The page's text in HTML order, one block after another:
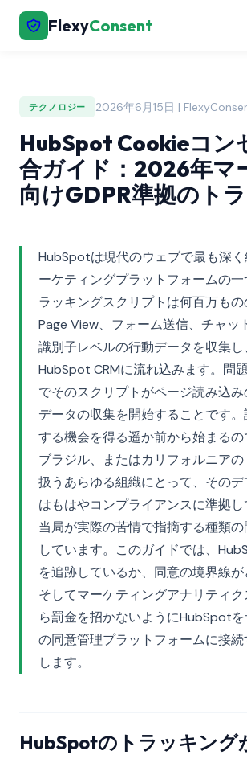
FlexyConsent
テクノロジー 2026年6月15日 |
HubSpot Cookieコン
合ガイド：2026年マ
向けGDPR準拠のト
HubSpotは現代のウェブで最も深
ーケティングプラットフォームの一
ラッキングスクリプトは何百万もの
Page View、フォーム送信、チャッ
識別子レベルの行動データを収集
HubSpot CRMに流れ込みます。問
でそのスクリプトがページ読み込
データの収集を開始することです
する機会を得る遥か前から始まるの
ブラジル、またはカリフォルニア
扱うあらゆる組織にとって、その
はもはやコンプライアンスに準拠
当局が実際の苦情で指摘する種類
しています。このガイドでは、
を追跡しているか、同意の境界線が
そしてマーケティングアナリティ
ら罰金を招かないようにHubSpot
の同意管理プラットフォームに接
します。
HubSpotのトラッキング